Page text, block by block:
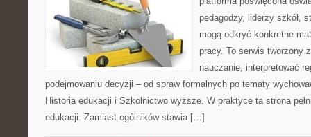
pedagodzy, liderzy szkół,
mogą odkryć konkretne
pracy. To serwis tworzony
nauczanie, interpretować
podejmowaniu decyzji – od spraw formalnych po tematy
Historia edukacji i Szkolnictwo wyższe. W praktyce ta strona
edukacji. Zamiast ogólników stawia […]